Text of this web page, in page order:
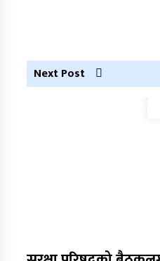
डाेल्पाकाे
Next Post